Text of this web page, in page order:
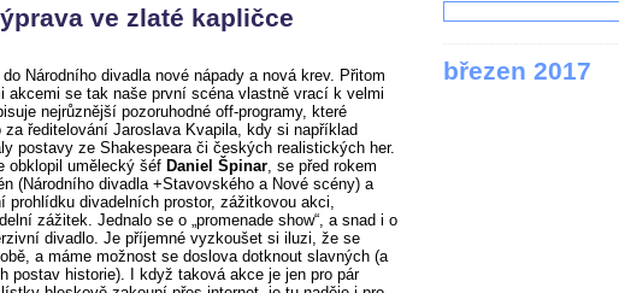
ve zlaté kapličce
Národního divadla nové nápady a nová krev. Přitom
akcemi se tak naše první scéna vlastně vrací k velmi
nejrůznější pozoruhodné off-programy, které
za ředitelování Jaroslava Kvapila, kdy si například
postavy ze Shakespeara či českých realistických her.
obklopil umělecký šéf Daniel Špinar, se před rokem
(Národního divadla +Stavovského a Nové scény) a
prohlídku divadelních prostor, zážitkovou akci,
zážitek. Jednalo se o „promenade show“, a snad i o
divadlo. Je příjemné vyzkoušet si iluzi, že se
a máme možnost se doslova dotknout slavných (a
postav historie). I když taková akce je jen pro pár
březen 2017